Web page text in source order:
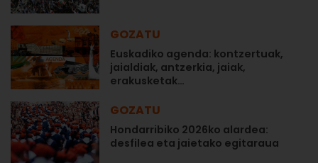
GOZATU
Euskadiko agenda: kontzertuak,
jaialdiak, antzerkia, jaiak,
erakusketak…
GOZATU
Hondarribiko 2026ko alardea:
desfilea eta jaietako egitaraua